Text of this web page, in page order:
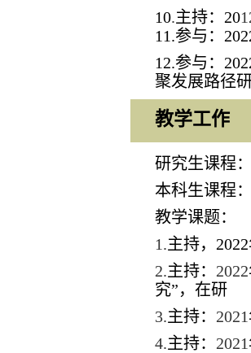
10.主持： 20
11.参与：
12.参与：
聚发展路径
教学工作
研究生课程
本科生课程
教学课题：
1.主持， 2022
2.主持： 2022
究”，在研
3.主持： 2021
4.主持： 2021